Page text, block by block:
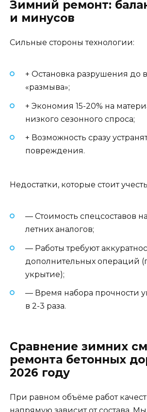
Зимний ремонт:
и минусов
Сильные стороны технологии:
+ Остановка разрушения до
«размыва»;
+ Экономия 15-20% на
низкого сезонного спроса;
+ Возможность сразу
повреждения.
Недостатки, которые стоит
— Стоимость спецсоставов
летних аналогов;
— Работы требуют
дополнительных операций
укрытие);
— Время набора прочности
в 2-3 раза.
Сравнение зимних
ремонта бетонных
2026 году
При равном объёме работ